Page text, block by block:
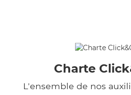
Charte
L'ensemble de nos